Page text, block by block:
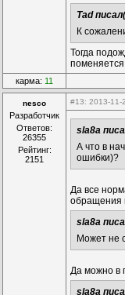
Tad
К
Тогда
карма: 11
nesco
Разработчик
Ответов:
26355
Рейтинг:
2151
#13: 2013-11-
sla8a
А что в
ошибки)?
Да все
обращения
sla8a
Может не
Да можно в
sla8a